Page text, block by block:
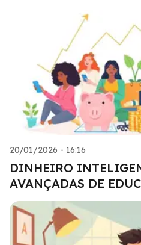
20/01/2026 - 16:16
DINHEIRO
AVANÇADAS DE